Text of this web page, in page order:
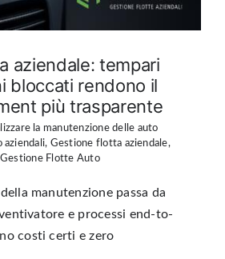
aziendale: tempari
bloccati rendono il
più trasparente
la manutenzione delle auto
aziendali, Gestione flotta aziendale,
Gestione Flotte Auto
manutenzione passa da
e processi end-to-
costi certi e zero